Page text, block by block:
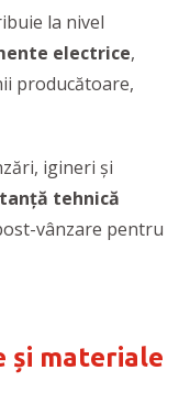
la nivel
electrice,
producătoare,
igineri și
tehnică
vânzare pentru
și materiale